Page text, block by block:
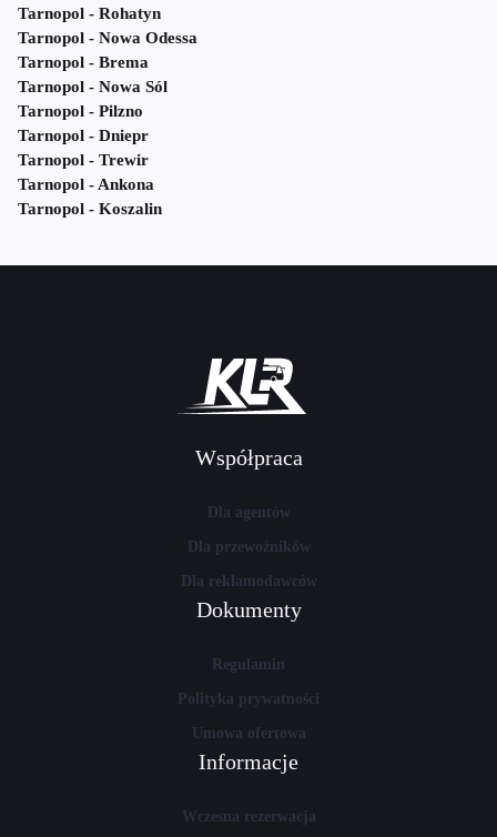
Tarnopol - Rohatyn
Tarnopol - Nowa Odessa
Tarnopol - Brema
Tarnopol - Nowa Sól
Tarnopol - Pilzno
Tarnopol - Dniepr
Tarnopol - Trewir
Tarnopol - Ankona
Tarnopol - Koszalin
Współpraca
Dla agentów
Dla przewoźników
Dla reklamodawców
Dokumenty
Regulamin
Polityka prywatności
Umowa ofertowa
Informacje
Wczesna rezerwacja